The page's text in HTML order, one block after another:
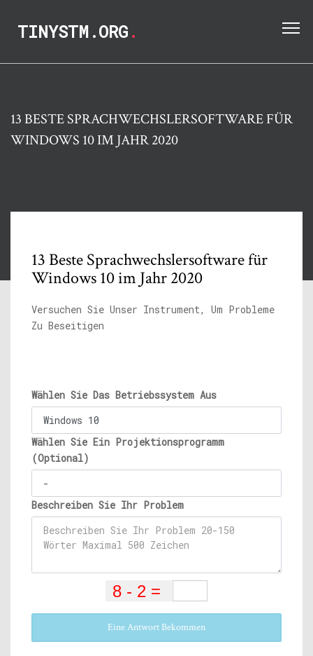
TINYSTM.ORG.
13 BESTE SPRACHWECHSLERSOFTWARE FÜR
WINDOWS 10 IM JAHR 2020
13 Beste Sprachwechslersoftware für
Windows 10 im Jahr 2020
Versuchen Sie Unser Instrument, Um Probleme
Zu Beseitigen
Wählen Sie Das Betriebssystem Aus
Wählen Sie Ein Projektionsprogramm
(Optional)
Beschreiben Sie Ihr Problem
Eine Antwort Bekommen